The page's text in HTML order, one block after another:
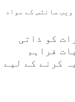
ویب سائٹس کے مواد
کو ذاتی
فراہم
کرنے کے لیے